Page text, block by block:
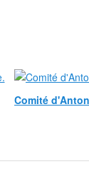
Comité